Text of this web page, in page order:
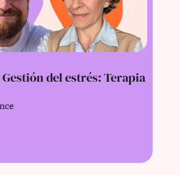
Gestión del estrés: Terapia